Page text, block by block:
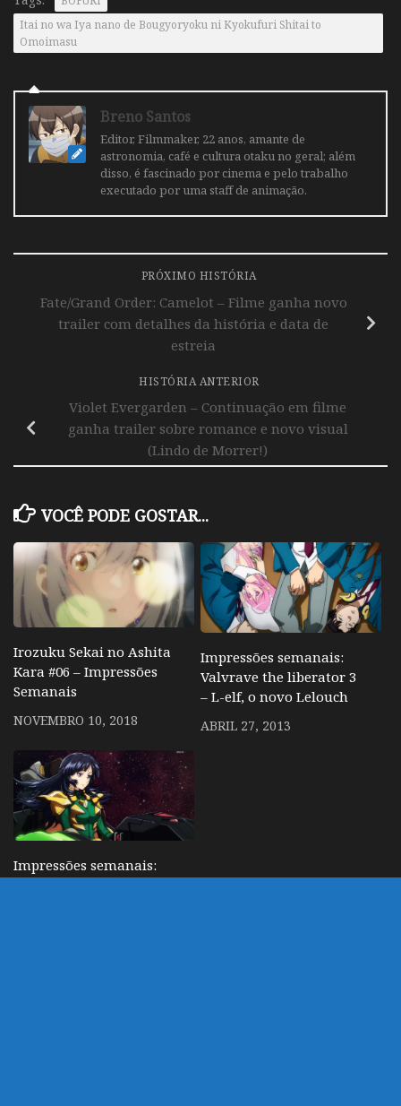
Itai no wa Iya nano de Bougyoryoku ni Kyokufuri Shitai to
Omoimasu
Breno Santos
Editor, Filmmaker, 22 anos, amante de
astronomia, café e cultura otaku no geral; além
disso, é fascinado por cinema e pelo trabalho
executado por uma staff de animação.
PRÓXIMO HISTÓRIA
Fate/Grand Order: Camelot – Filme ganha novo
trailer com detalhes da história e data de
estreia
HISTÓRIA ANTERIOR
Violet Evergarden – Continuação em filme
ganha trailer sobre romance e novo visual
(Lindo de Morrer!)
VOCÊ PODE GOSTAR...
Irozuku Sekai no Ashita
Kara #06 – Impressões
Semanais
NOVEMBRO 10, 2018
Impressões semanais:
Valvrave the liberator 3
– L-elf, o novo Lelouch
ABRIL 27, 2013
Impressões semanais: